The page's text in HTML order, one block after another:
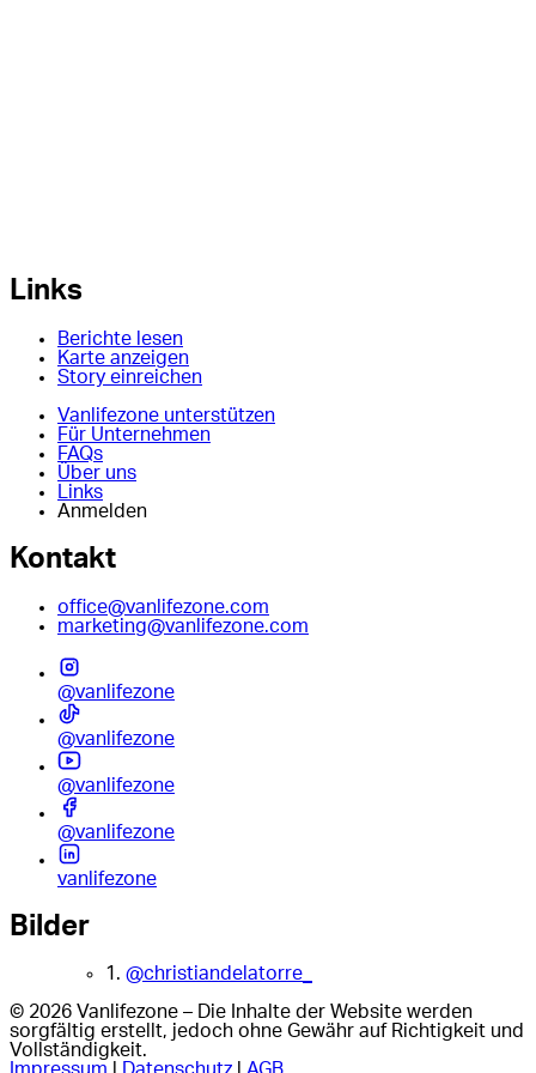
Links
Berichte lesen
Karte anzeigen
Story einreichen
Vanlifezone unterstützen
Für Unternehmen
FAQs
Über uns
Links
Anmelden
Kontakt
office@vanlifezone.com
marketing@vanlifezone.com
@vanlifezone
@vanlifezone
@vanlifezone
@vanlifezone
vanlifezone
Bilder
1. @christiandelatorre_
© 2026 Vanlifezone – Die Inhalte der Website werden
sorgfältig erstellt, jedoch ohne Gewähr auf Richtigkeit und
Vollständigkeit.